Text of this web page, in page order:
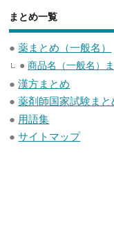
まとめ一覧
●薬まとめ（一般名）
●商品名（一般名）
●漢方まとめ
●薬剤師国家試験まと
● 用語集
●サイトマップ